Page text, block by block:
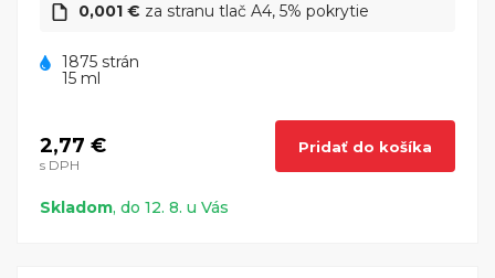
0,001 € za stranu tlač A4, 5% pokrytie
1875 strán
15 ml
2,77 €
s DPH
Pridať do košíka
Skladom, do 12. 8. u Vás